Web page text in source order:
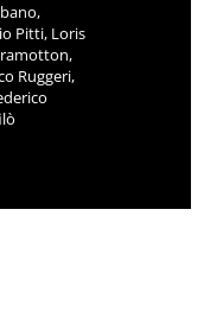
Pitti, Loris
Ruggeri,